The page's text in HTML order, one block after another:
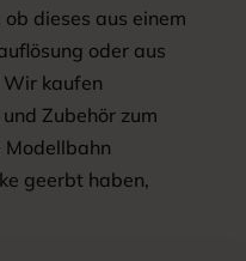
dieses aus einem
oder aus
kaufen
Zubehör zum
Modellbahn
geerbt haben,